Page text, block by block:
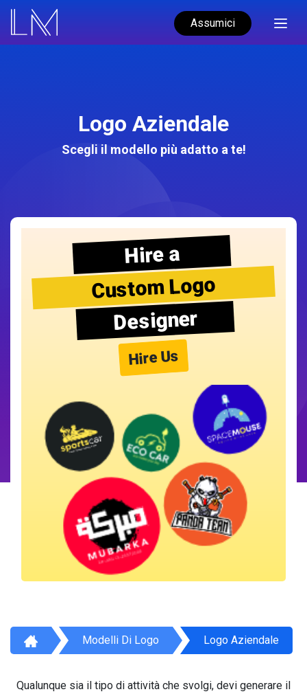
Assumici
Logo Aziendale
Scegli il modello più adatto a te!
Hire a
Custom Logo
Designer
Hire Us
Modelli Di Logo Logo Aziendale
Qualunque sia il tipo di attività che svolgi, devi generare il